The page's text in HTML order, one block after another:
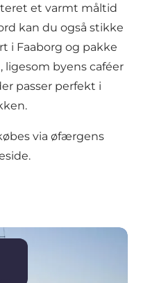
et varmt måltid
kan du også stikke
i Faaborg og pakke
byens caféer
passer perfekt i
via øfærgens
.